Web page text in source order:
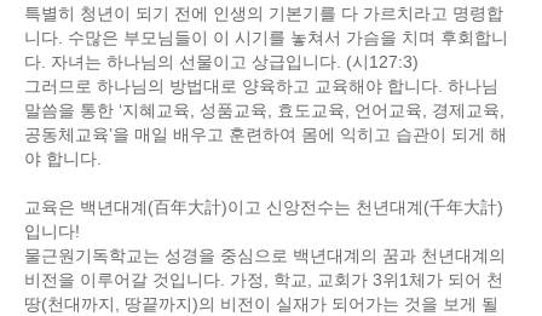
특별히 청년이 되기 전에 인생의 기본기를 다 가르치라고 명령합
니다. 수많은 부모님들이 이 시기를 놓쳐서 가슴을 치며 후회합니
다. 자녀는 하나님의 선물이고 상급입니다. (시127:3)
그러므로 하나님의 방법대로 양육하고 교육해야 합니다. 하나님
말씀을 통한 ‘지혜교육, 성품교육, 효도교육, 언어교육, 경제교육,
공동체교육’을 매일 배우고 훈련하여 몸에 익히고 습관이 되게 해
야 합니다.
교육은 백년대계(百年大計)이고 신앙전수는 천년대계(千年大計)
입니다!
물근원기독학교는 성경을 중심으로 백년대계의 꿈과 천년대계의
비전을 이루어갈 것입니다. 가정, 학교, 교회가 3위1체가 되어 천
땅(천대까지, 땅끝까지)의 비전이 실재가 되어가는 것을 보게 될